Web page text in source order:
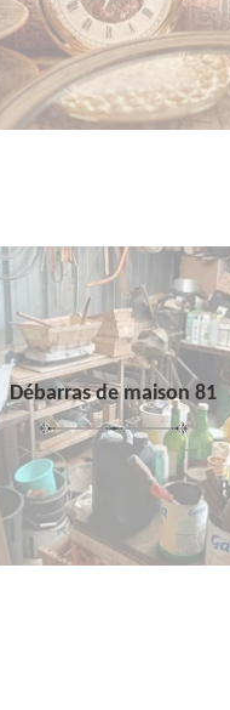
Débarras de maison 81